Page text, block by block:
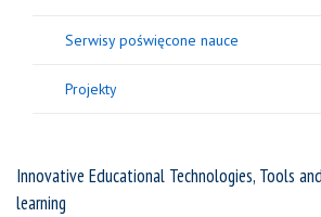
Innovative Educational Technologies, Tools
learning
Serwisy poświęcone nauce
Projekty